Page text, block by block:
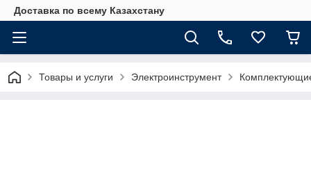
Доставка по всему Казахстану
Товары и услуги Электроинструмент